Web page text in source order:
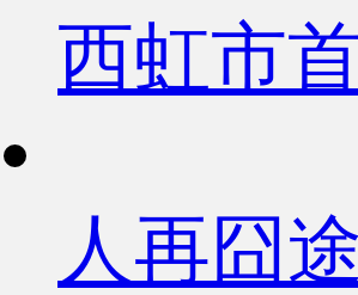
西虹市
人再囧